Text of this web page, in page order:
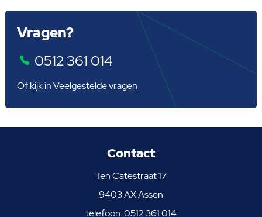
Vragen?
0512 361 014
Of kijk inVeelgestelde vragen
Contact
Ten Catestraat 17
9403 AX Assen
telefoon:0512 361 014